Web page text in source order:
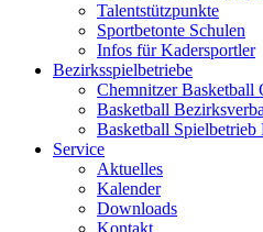
Talentstützpunkte
Sportbetonte Schulen
Infos für Kadersportler
Bezirksspielbetriebe
Chemnitzer Basketball
Basketball
Basketball Spielbetrieb
Service
Aktuelles
Kalender
Downloads